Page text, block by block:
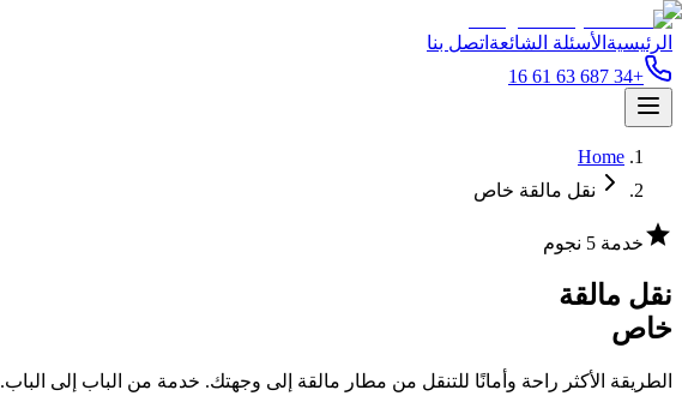
الرئيسية الأسئلة الشائعة اتصل بنا
+34 687 63 61 16
Home
نقل مالقة خاص
starخدمة 5 نجوم
نقل مالقة
خاص
الطريقة الأكثر راحة وأمانًا للتنقل من مطار مالقة إلى وجهتك. خدمة من الباب إلى الباب.